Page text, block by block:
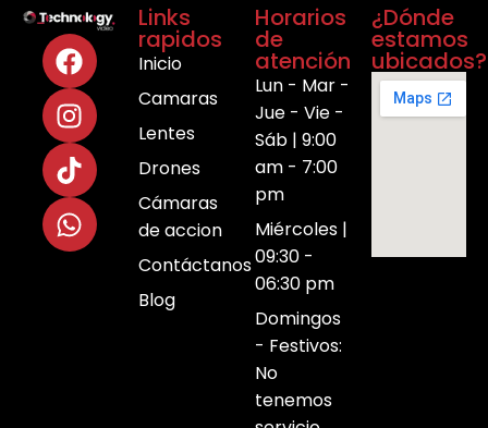
Links
rapidos
Inicio
Camaras
Lentes
Drones
Cámaras
de accion
Contáctanos
Blog
Horarios
de
atención
Lun - Mar -
Jue - Vie -
Sáb | 9:00
am - 7:00
pm
Miércoles |
09:30 -
06:30 pm
Domingos
- Festivos:
No
tenemos
¿Dónde
estamos
ubicados?